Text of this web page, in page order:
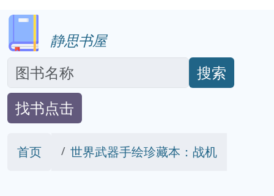
静思书屋
搜索
找书点击
首页 世界武器手绘珍藏本：战机